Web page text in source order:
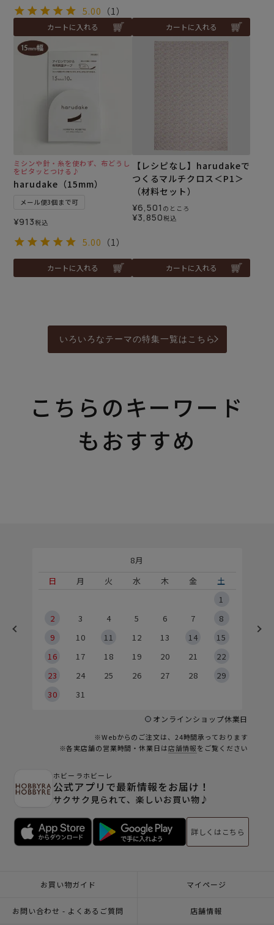
5.00 （1）
カートに入れる カートに入れる
ミシンや針・糸を使わず、布どうし
をピタッとつける♪
harudake（15mm）
メール便3個まで可
¥913税込
5.00 （1）
カートに入れる
【レシピなし】harudakeで
つくるマルチクロス＜P1＞
（材料セット）
¥6,501 のところ
¥3,850税込
カートに入れる
いろいろなテーマの特集一覧はこちら
こちらのキーワード
もおすすめ
8月
日
月 火 水 木 金
土
1
2
3 4 5 6 7
8
9
10 11 12 13 14
15
16
17 18 19 20 21
22
23
24 25 26 27 28
29
30
31
オンラインショップ休業日
※Webからのご注文は、24時間承っております
※各実店舗の営業時間・休業日は店舗情報をご覧ください
ホビーラホビーレ
公式アプリで最新情報をお届け！
サクサク見られて、楽しいお買い物♪
詳しくはこちら
お買い物ガイド マイページ
お問い合わせ - よくあるご質問 店舗情報